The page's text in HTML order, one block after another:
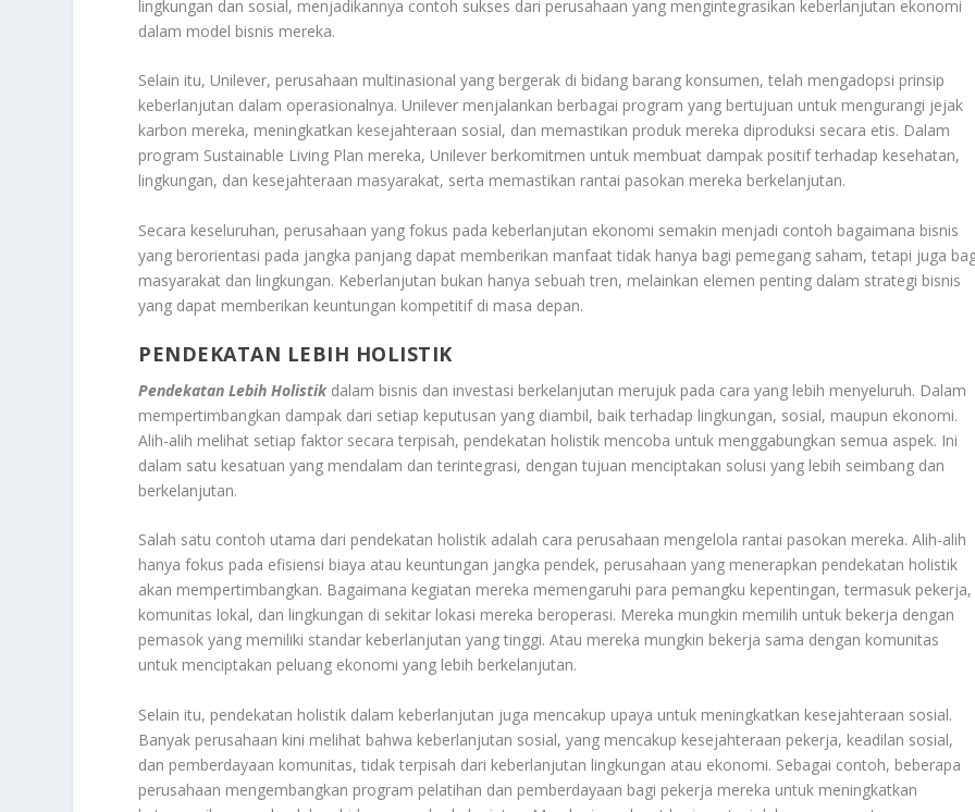
lingkungan dan sosial, menjadikannya contoh sukses dari perusahaan yang mengintegrasikan keberlanjutan ekonomi
dalam model bisnis mereka.
Selain itu, Unilever, perusahaan multinasional yang bergerak di bidang barang konsumen, telah mengadopsi prinsip
keberlanjutan dalam operasionalnya. Unilever menjalankan berbagai program yang bertujuan untuk mengurangi jejak
karbon mereka, meningkatkan kesejahteraan sosial, dan memastikan produk mereka diproduksi secara etis. Dalam
program Sustainable Living Plan mereka, Unilever berkomitmen untuk membuat dampak positif terhadap kesehatan,
lingkungan, dan kesejahteraan masyarakat, serta memastikan rantai pasokan mereka berkelanjutan.
Secara keseluruhan, perusahaan yang fokus pada keberlanjutan ekonomi semakin menjadi contoh bagaimana bisnis
yang berorientasi pada jangka panjang dapat memberikan manfaat tidak hanya bagi pemegang saham, tetapi juga
masyarakat dan lingkungan. Keberlanjutan bukan hanya sebuah tren, melainkan elemen penting dalam strategi bisnis
yang dapat memberikan keuntungan kompetitif di masa depan.
PENDEKATAN LEBIH HOLISTIK
Pendekatan Lebih Holistikdalam bisnis dan investasi berkelanjutan merujuk pada cara yang lebih menyeluruh. Dalam
mempertimbangkan dampak dari setiap keputusan yang diambil, baik terhadap lingkungan, sosial, maupun ekonomi.
Alih-alih melihat setiap faktor secara terpisah, pendekatan holistik mencoba untuk menggabungkan semua aspek. Ini
dalam satu kesatuan yang mendalam dan terintegrasi, dengan tujuan menciptakan solusi yang lebih seimbang dan
berkelanjutan.
Salah satu contoh utama dari pendekatan holistik adalah cara perusahaan mengelola rantai pasokan mereka. Alih-alih
hanya fokus pada efisiensi biaya atau keuntungan jangka pendek, perusahaan yang menerapkan pendekatan holistik
akan mempertimbangkan. Bagaimana kegiatan mereka memengaruhi para pemangku kepentingan, termasuk pekerja,
komunitas lokal, dan lingkungan di sekitar lokasi mereka beroperasi. Mereka mungkin memilih untuk bekerja dengan
pemasok yang memiliki standar keberlanjutan yang tinggi. Atau mereka mungkin bekerja sama dengan komunitas
untuk menciptakan peluang ekonomi yang lebih berkelanjutan.
Selain itu, pendekatan holistik dalam keberlanjutan juga mencakup upaya untuk meningkatkan kesejahteraan sosial.
Banyak perusahaan kini melihat bahwa keberlanjutan sosial, yang mencakup kesejahteraan pekerja, keadilan sosial,
dan pemberdayaan komunitas, tidak terpisah dari keberlanjutan lingkungan atau ekonomi. Sebagai contoh, beberapa
perusahaan mengembangkan program pelatihan dan pemberdayaan bagi pekerja mereka untuk meningkatkan